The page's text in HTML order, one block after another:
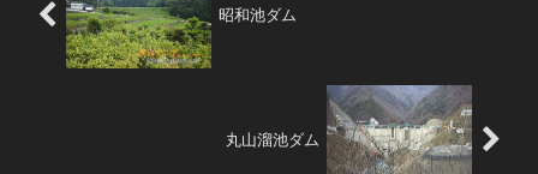
昭和池ダム
丸山溜池ダム